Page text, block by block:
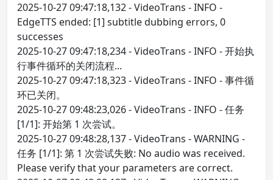
2025-10-27 09:47:18,132 - VideoTrans - INFO -
EdgeTTS ended: [1] subtitle dubbing errors, 0
successes
2025-10-27 09:47:18,234 - VideoTrans - INFO - 开始执
行事件循环的关闭流程...
2025-10-27 09:47:18,323 - VideoTrans - INFO - 事件循
环已关闭。
2025-10-27 09:48:23,026 - VideoTrans - INFO - 任务
[1/1]: 开始第 1 次尝试。
2025-10-27 09:48:28,137 - VideoTrans - WARNING -
任务 [1/1]: 第 1 次尝试失败: No audio was received.
Please verify that your parameters are correct.